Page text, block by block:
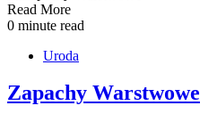
Read More
0 minute read
Uroda
Zapachy Warstwowe